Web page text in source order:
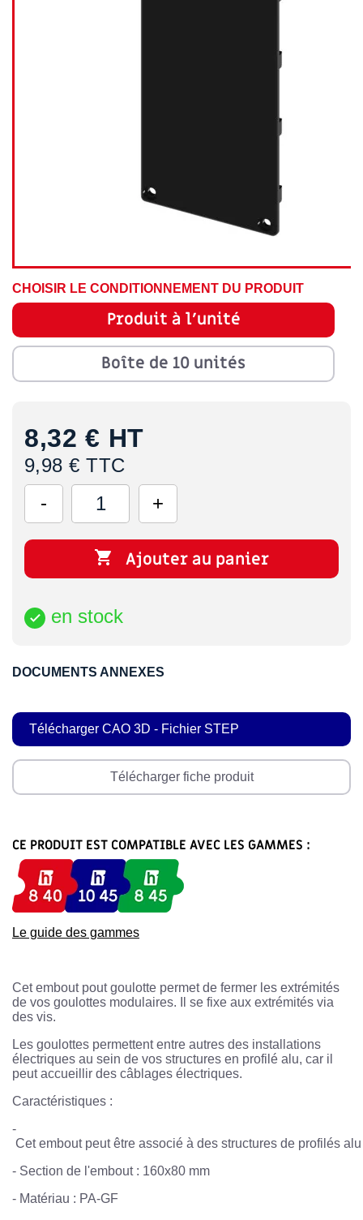
CHOISIR LE CONDITIONNEMENT DU PRODUIT
Produit à l'unité
Boîte de 10 unités
8,32 € HT
9,98 € TTC
 Ajouter au panier
 en stock
DOCUMENTS ANNEXES
Télécharger CAO 3D - Fichier STEP
Télécharger fiche produit
CE PRODUIT EST COMPATIBLE AVEC LES GAMMES :
Le guide des gammes
Cet embout pout goulotte permet de fermer les extrémités
de vos goulottes modulaires. Il se fixe aux extrémités via
des vis.
Les goulottes permettent entre autres des installations
électriques au sein de vos structures en profilé alu, car il
peut accueillir des câblages électriques.
Caractéristiques :
-
Cet embout peut être associé à des structures de profilés
- Section de l'embout : 160x80 mm
- Matériau : PA-GF